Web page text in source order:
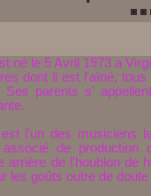
né le 5 Avril 1973 a
dont il est l'aîné,
Ses parents s' appellent
est l'un des musiciens
de production
arrière de l'houblon de
les goûts outre de doute